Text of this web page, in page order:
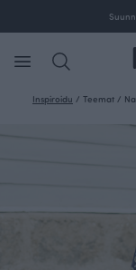
Inspiroidu / Teemat /